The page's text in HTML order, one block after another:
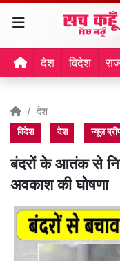
देश विदेश
देश
विदेश देश न्यूज़
बंदरों के आतंक से
अवकाश की घोषणा